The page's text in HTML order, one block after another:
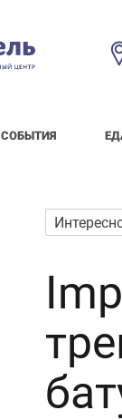
СОБЫТИЯ